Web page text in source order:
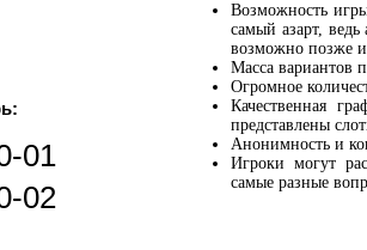
01
02
Возможность
самый азарт,
возможно позже
Масса вариантов
Огромное
Качественная
представлены
Анонимность и
Игроки могут
самые разные